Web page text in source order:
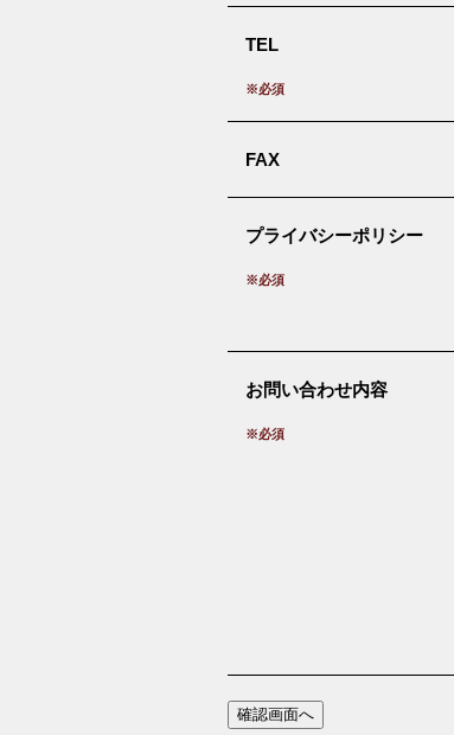
TEL
※必須
FAX
プライバシーポリシー
※必須
お問い合わせ内容
※必須